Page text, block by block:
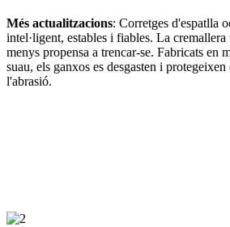
Més actualitzacions: Corretges d'espatlla
intel·ligent, estables i fiables. La
menys propensa a trencar-se. Fabricats en
suau, els ganxos es desgasten i protegeixen
l'abrasió.